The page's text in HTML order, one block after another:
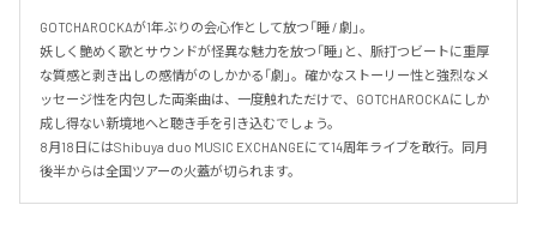
GOTCHAROCKAが1年ぶりの会心作として放つ「睡 / 劇」。
妖しく艶めく歌とサウンドが怪異な魅力を放つ「睡」と、脈打つビートに重厚
な質感と剥き出しの感情がのしかかる「劇」。確かなストーリー性と強烈なメ
ッセージ性を内包した両楽曲は、一度触れただけで、GOTCHAROCKAにしか
成し得ない新境地へと聴き手を引き込むでしょう。
8月18日にはShibuya duo MUSIC EXCHANGEにて14周年ライブを敢行。同月
後半からは全国ツアーの火蓋が切られます。